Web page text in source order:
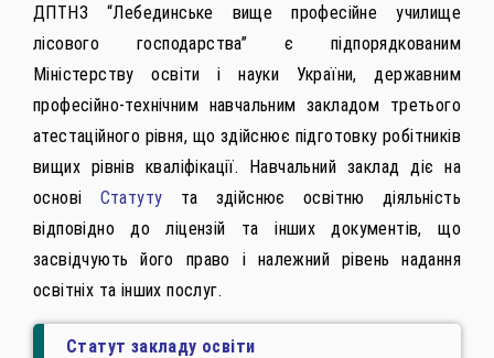
ДПТНЗ “Лебединське вище професійне училище
лісового господарства” є підпорядкованим
Міністерству освіти і науки України, державним
професійно-технічним навчальним закладом третього
атестаційного рівня, що здійснює підготовку робітників
вищих рівнів кваліфікації. Навчальний заклад діє на
основі Статуту та здійснює освітню діяльність
відповідно до ліцензій та інших документів, що
засвідчують його право і належний рівень надання
освітніх та інших послуг.
Статут закладу освіти